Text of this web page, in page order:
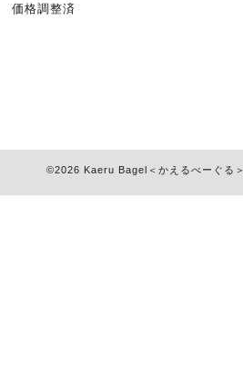
価格調整済
©2026 Kaeru Bagel＜かえるべーぐる＞